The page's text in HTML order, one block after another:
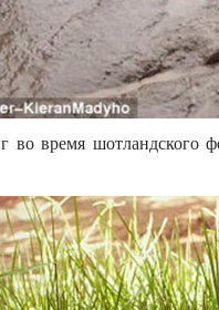
во время шотландского